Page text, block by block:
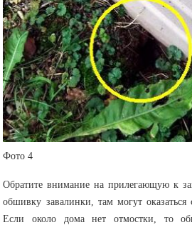
Фото 4
Обратите внимание на прилегающую к
обшивку завалинки, там могут
Если около дома нет отмостки, то